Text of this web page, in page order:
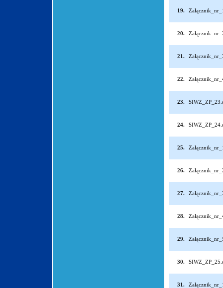
19.
20.
21.
22.
23.
24.
25.
26.
27.
28.
29.
30.
31.